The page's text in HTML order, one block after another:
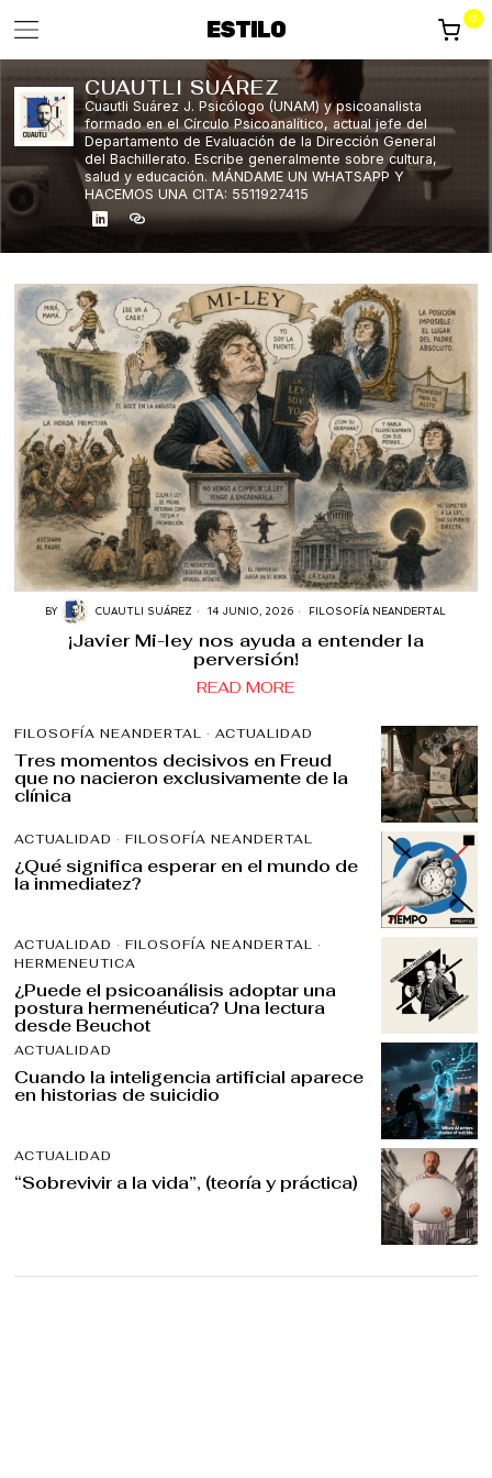
ESTILO 0
CUAUTLI SUÁREZ
Cuautli Suárez J. Psicólogo (UNAM) y psicoanalista
formado en el Círculo Psicoanalítico, actual jefe del
Departamento de Evaluación de la Dirección General
del Bachillerato. Escribe generalmente sobre cultura,
salud y educación. MÁNDAME UN WHATSAPP Y
HACEMOS UNA CITA: 5511927415
BY CUAUTLI SUÁREZ 14 JUNIO, 2026 FILOSOFÍA NEANDERTAL
¡Javier Mi-ley nos ayuda a entender la
perversión!
READ MORE
FILOSOFÍA NEANDERTAL · ACTUALIDAD
Tres momentos decisivos en Freud
que no nacieron exclusivamente de la
clínica
ACTUALIDAD · FILOSOFÍA NEANDERTAL
¿Qué significa esperar en el mundo de
la inmediatez?
ACTUALIDAD · FILOSOFÍA NEANDERTAL ·
HERMENEUTICA
¿Puede el psicoanálisis adoptar una
postura hermenéutica? Una lectura
desde Beuchot
ACTUALIDAD
Cuando la inteligencia artificial aparece
en historias de suicidio
ACTUALIDAD
“Sobrevivir a la vida”, (teoría y práctica)